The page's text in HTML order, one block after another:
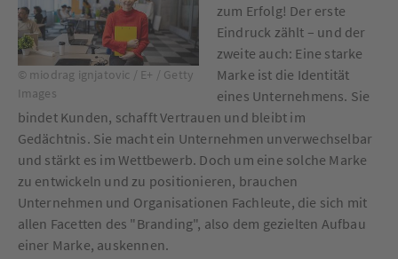
Registrieren
© miodrag ignjatovic / E+ / Getty
Images
zum Erfolg! Der erste
Eindruck zählt – und der
zweite auch: Eine starke
Marke ist die Identität
eines Unternehmens. Sie
bindet Kunden, schafft Vertrauen und bleibt im
Gedächtnis. Sie macht ein Unternehmen unverwechselbar
und stärkt es im Wettbewerb. Doch um eine solche Marke
zu entwickeln und zu positionieren, brauchen
Unternehmen und Organisationen Fachleute, die sich mit
allen Facetten des "Branding", also dem gezielten Aufbau
einer Marke, auskennen.